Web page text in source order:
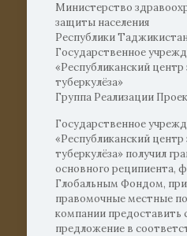
Министерство
защиты населения
Республики
Государственное
«Республиканский
туберкулёза»
Группа Реализации
Государственное
«Республиканский
туберкулёза» получил
основного реципиента,
Глобальным Фондом,
правомочные местные
компании предоставить
предложение в